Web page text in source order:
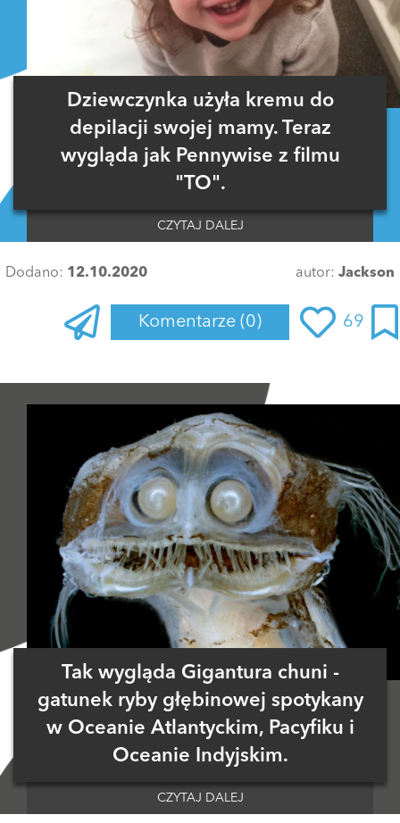
Dziewczynka użyła kremu do
depilacji swojej mamy. Teraz
wygląda jak Pennywise z filmu
"TO".
CZYTAJ DALEJ
Dodano: 12.10.2020 autor: Jackson
Komentarze (0) 69
Tak wygląda Gigantura chuni -
gatunek ryby głębinowej spotykany
w Oceanie Atlantyckim, Pacyfiku i
Oceanie Indyjskim.
CZYTAJ DALEJ